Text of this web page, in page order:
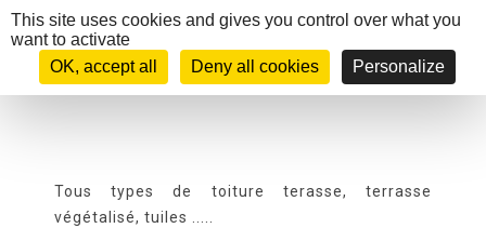
This site uses cookies and gives you control over what you
want to activate
OK, accept all
Deny all cookies Personalize
Tous types de toiture terasse, terrasse
végétalisé, tuiles .....